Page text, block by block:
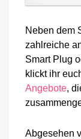
Neben dem
zahlreiche
Smart Plug
klickt ihr
Angebote,
Abgesehen